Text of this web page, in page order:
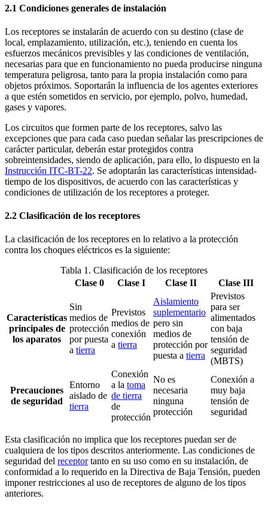
2.1 Condiciones generales de instalación
Los receptores se instalarán de acuerdo con su destino (clase de
local, emplazamiento, utilización, etc.), teniendo en cuenta los
esfuerzos mecánicos previsibles y las condiciones de ventilación,
necesarias para que en funcionamiento no pueda producirse ninguna
temperatura peligrosa, tanto para la propia instalación como para
objetos próximos. Soportarán la influencia de los agentes exteriores
a que estén sometidos en servicio, por ejemplo, polvo, humedad,
gases y vapores.
Los circuitos que formen parte de los receptores, salvo las
excepciones que para cada caso puedan señalar las prescripciones de
carácter particular, deberán estar protegidos contra
sobreintensidades, siendo de aplicación, para ello, lo dispuesto en la
Instrucción ITC-BT-22. Se adoptarán las características intensidad-
tiempo de los dispositivos, de acuerdo con las características y
condiciones de utilización de los receptores a proteger.
2.2 Clasificación de los receptores
La clasificación de los receptores en lo relativo a la protección
contra los choques eléctricos es la siguiente:
Tabla 1. Clasificación de los receptores
Clase 0
Clase I Clase II Clase III
Características
principales de
los aparatos
Sin
medios de
protección
por puesta
a tierra
Previstos
medios de
conexión
a tierra
Aislamiento
suplementario
pero sin
medios de
protección por
puesta a tierra
Previstos
para ser
alimentados
con baja
tensión de
seguridad
(MBTS)
Precauciones
de seguridad
Entorno
aislado de
tierra
Conexión
a la toma
de tierra
de
protección
No es
necesaria
ninguna
protección
Conexión a
muy baja
tensión de
seguridad
Esta clasificación no implica que los receptores puedan ser de
cualquiera de los tipos descritos anteriormente. Las condiciones de
seguridad del receptortanto en su uso como en su instalación, de
conformidad a lo requerido en la Directiva de Baja Tensión, pueden
imponer restricciones al uso de receptores de alguno de los tipos
anteriores.